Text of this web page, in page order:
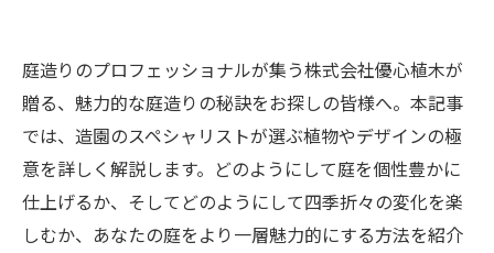
庭造りのプロフェッショナルが集う株式会社優心植木が
贈る、魅力的な庭造りの秘訣をお探しの皆様へ。本記事
では、造園のスペシャリストが選ぶ植物やデザインの極
意を詳しく解説します。どのようにして庭を個性豊かに
仕上げるか、そしてどのようにして四季折々の変化を楽
しむか、あなたの庭をより一層魅力的にする方法を紹介